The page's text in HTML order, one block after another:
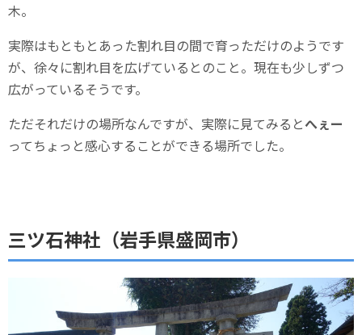
木。
実際はもともとあった割れ目の間で育っただけのようです
が、徐々に割れ目を広げているとのこと。現在も少しずつ
広がっているそうです。
ただそれだけの場所なんですが、実際に見てみるとへぇー
ってちょっと感心することができる場所でした。
三ツ石神社（岩手県盛岡市）